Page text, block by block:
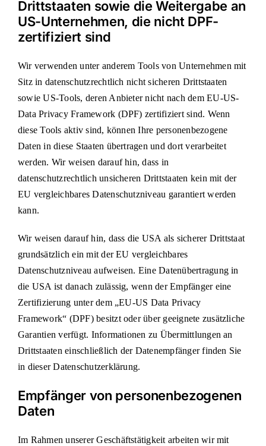
Drittstaaten sowie die Weitergabe an
US-Unternehmen, die nicht DPF-
zertifiziert sind
Wir verwenden unter anderem Tools von Unternehmen mit
Sitz in datenschutzrechtlich nicht sicheren Drittstaaten
sowie US-Tools, deren Anbieter nicht nach dem EU-US-
Data Privacy Framework (DPF) zertifiziert sind. Wenn
diese Tools aktiv sind, können Ihre personenbezogene
Daten in diese Staaten übertragen und dort verarbeitet
werden. Wir weisen darauf hin, dass in
datenschutzrechtlich unsicheren Drittstaaten kein mit der
EU vergleichbares Datenschutzniveau garantiert werden
kann.
Wir weisen darauf hin, dass die USA als sicherer Drittstaat
grundsätzlich ein mit der EU vergleichbares
Datenschutzniveau aufweisen. Eine Datenübertragung in
die USA ist danach zulässig, wenn der Empfänger eine
Zertifizierung unter dem „EU-US Data Privacy
Framework“ (DPF) besitzt oder über geeignete zusätzliche
Garantien verfügt. Informationen zu Übermittlungen an
Drittstaaten einschließlich der Datenempfänger finden Sie
in dieser Datenschutzerklärung.
Empfänger von personenbezogenen
Daten
Im Rahmen unserer Geschäftstätigkeit arbeiten wir mit